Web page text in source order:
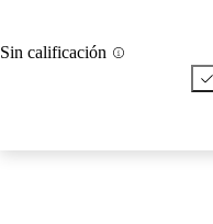
Sin calificación